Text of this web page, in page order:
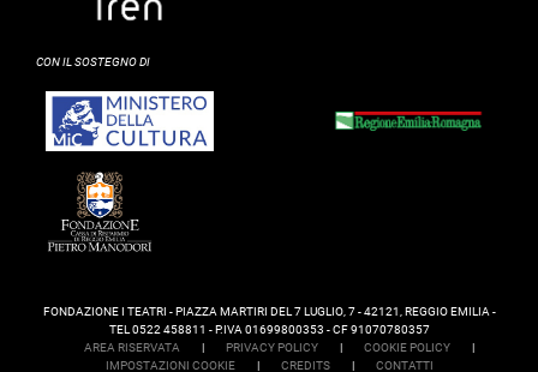
CON IL SOSTEGNO DI
FONDAZIONE I TEATRI - PIAZZA MARTIRI DEL 7 LUGLIO, 7 - 42121, REGGIO EMILIA -
TEL 0522 458811 - P.IVA 01699800353 - CF 91070780357
AREA RISERVATA
| PRIVACY POLICY | COOKIE POLICY
|
IMPOSTAZIONI COOKIE
| CREDITS | CONTATTI